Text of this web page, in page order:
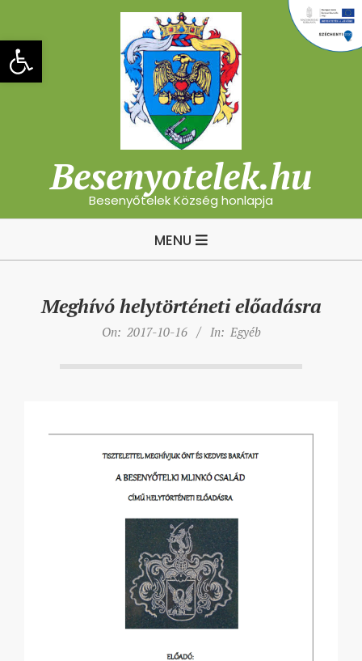
Eszköztár megnyitása
content
Besenyotelek.hu
Besenyőtelek Község honlapja
MENU
Meghívó helytörténeti előadásra
On: 2017-10-16 In: Egyéb